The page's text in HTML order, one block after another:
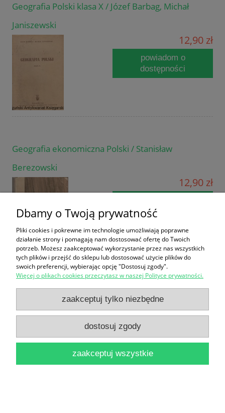
Geografia Polski klasa X / Józef Barbag, Michał
Janiszewski
12,90 zł
powiadom o
dostępności
Geografia ekonomiczna Polski / Stanisław
Berezowski
12,90 zł
dostępności
Geografia : Encyklopedia szkolna PWN / Janusz
Puskarz (red.)
do koszyka
Dbamy o Twoją prywatność
Pliki cookies i pokrewne im technologie umożliwiają poprawne
działanie strony i pomagają nam dostosować ofertę do Twoich
potrzeb. Możesz zaakceptować wykorzystanie przez nas wszystkich
tych plików i przejść do sklepu lub dostosować użycie plików do
swoich preferencji, wybierając opcję "Dostosuj zgody".
Więcej o plikach cookies przeczytasz w naszej Polityce prywatności.
zaakceptuj tylko niezbędne
dostosuj zgody
zaakceptuj wszystkie